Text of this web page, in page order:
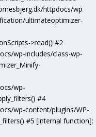
httpdocs/wp-
ultimateoptimizer-
>read() #2
wp-includes/class-wp-
wp-
#4
wp-content/plugins/WP-
#5 [internal function]: